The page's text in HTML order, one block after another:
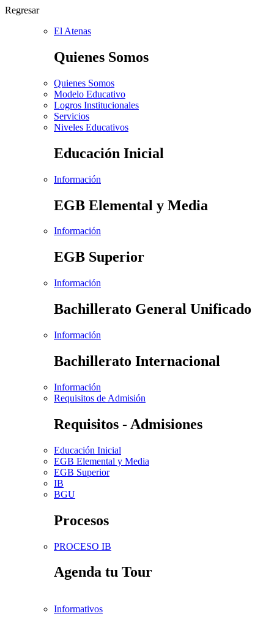
Regresar
El Atenas
Quienes Somos
Quienes Somos
Modelo Educativo
Logros Institucionales
Servicios
Niveles Educativos
Educación Inicial
Información
EGB Elemental y Media
Información
EGB Superior
Información
Bachillerato General Unificado
Información
Bachillerato Internacional
Información
Requisitos de Admisión
Requisitos - Admisiones
Educación Inicial
EGB Elemental y Media
EGB Superior
IB
BGU
Procesos
PROCESO IB
Agenda tu Tour
Informativos